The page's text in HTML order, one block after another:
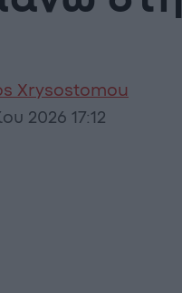
Xrysostomou
2026 17:12